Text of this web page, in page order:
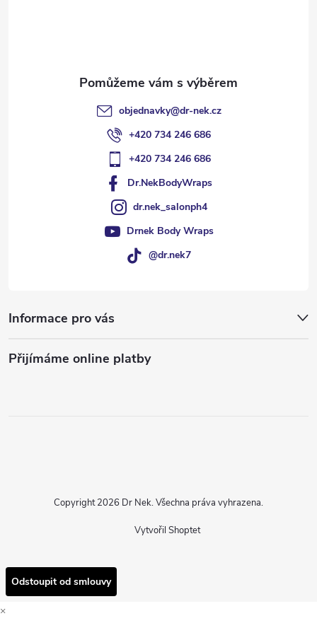
objednavky@dr-nek.cz
+420 734 246 686
+420 734 246 686
Dr.NekBodyWraps
dr.nek_salonph4
Drnek Body Wraps
@dr.nek7
Informace pro vás
Přijímáme online platby
Vytvořil Shoptet
Copyright 2026 Dr Nek. Všechna práva vyhrazena.
Odstoupit od smlouvy
×